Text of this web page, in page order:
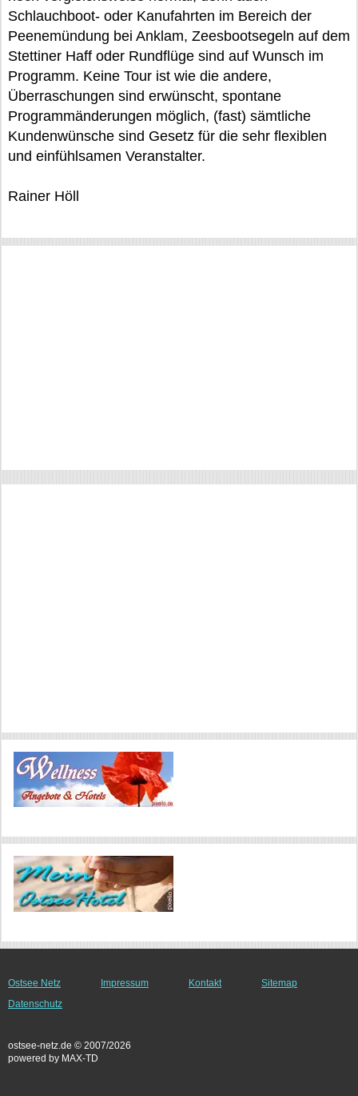
Schlauchboot- oder Kanufahrten im Bereich der
Peenemündung bei Anklam, Zeesbootsegeln auf dem
Stettiner Haff oder Rundflüge sind auf Wunsch im
Programm. Keine Tour ist wie die andere,
Überraschungen sind erwünscht, spontane
Programmänderungen möglich, (fast) sämtliche
Kundenwünsche sind Gesetz für die sehr flexiblen
und einfühlsamen Veranstalter.
Rainer Höll
Ostsee Netz Impressum Kontakt
Sitemap
Datenschutz
ostsee-netz.de © 2007/2026
powered by MAX-TD